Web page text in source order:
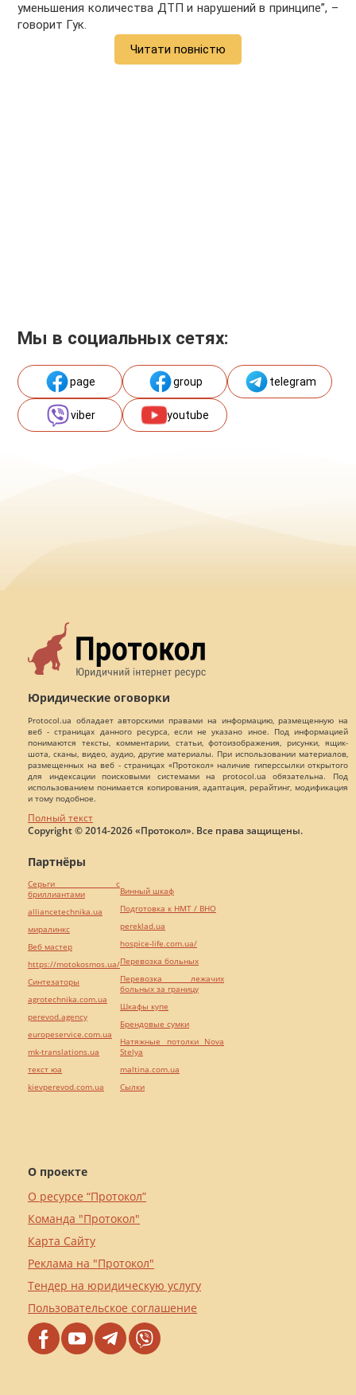
уменьшения количества ДТП и нарушений в принципе”, –
говорит Гук.
Читати повністю
Мы в социальных сетях:
page group telegram
viber youtube
Юридические оговорки
Protocol.ua обладает авторскими правами на информацию, размещенную на
веб - страницах данного ресурса, если не указано иное. Под информацией
понимаются тексты, комментарии, статьи, фотоизображения, рисунки, ящик-
шота, сканы, видео, аудио, другие материалы. При использовании материалов,
размещенных на веб - страницах «Протокол» наличие гиперссылки открытого
для индексации поисковыми системами на protocol.ua обязательна. Под
использованием понимается копирования, адаптация, рерайтинг, модификация
и тому подобное.
Полный текст
Copyright © 2014-2026 «Протокол». Все права защищены.
О проекте
О ресурсе “Протокол”
Команда "Протокол"
Карта Сайту
Реклама на "Протокол"
Тендер на юридическую услугу
Пользовательское соглашение
Партнёры
Серьги с
бриллиантами
alliancetechnika.ua
миралинкс
Веб мастер
https://motokosmos.ua/
Синтезаторы
agrotechnika.com.ua
perevod.agency
europeservice.com.ua
mk-translations.ua
текст юа
kievperevod.com.ua
Винный шкаф
Подготовка к НМТ / ВНО
pereklad.ua
hospice-life.com.ua/
Перевозка больных
Перевозка лежачих
больных за границу
Шкафы купе
Брендовые сумки
Натяжные потолки Nova
Stelya
maltina.com.ua
Cылки